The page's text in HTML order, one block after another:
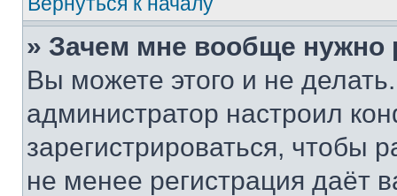
» Зачем мне вообще нужно
Вы можете этого и не
администратор настроил
зарегистрироваться, чтобы
не менее регистрация даёт